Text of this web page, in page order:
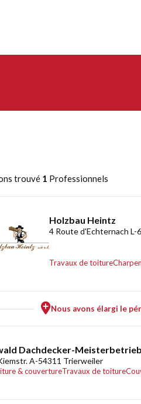
trouvé 1 Professionnels
Holzbau Heintz
4 Route d'Echternach L-
Travaux de toiture
Nous avons élargi le
Dachdecker-Meisterbetrieb
A-54311 Trierweiler
& couvertureTravaux de toiture